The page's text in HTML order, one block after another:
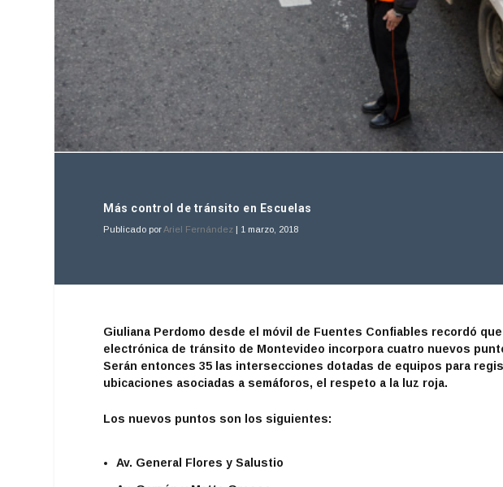
Más control de tránsito en Escuelas
Publicado porAriel Fernández 1 marzo, 2018
Giuliana Perdomo desde el móvil de Fuentes Confiables recordó
electrónica de tránsito de Montevideo incorpora cuatro nuevos
Serán entonces 35 las intersecciones dotadas de equipos para
ubicaciones asociadas a semáforos, el respeto a la luz roja.
Los nuevos puntos son los siguientes:
Av. General Flores y Salustio